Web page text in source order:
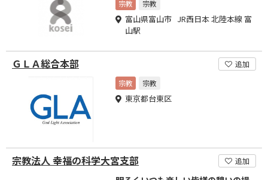
宗教 宗教
富山県富山市 JR西日本 北陸本線 富
山駅
ＧＬＡ総合本部
追加
宗教
宗教
東京都台東区
宗教法人 幸福の科学大宮支部 追加